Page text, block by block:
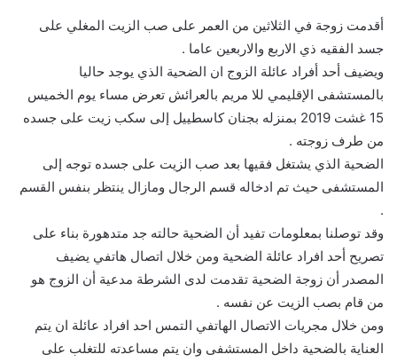
أقدمت زوجة في الثلاثين من العمر على صب الزيت المغلي على
جسد الفقيه ذي الاربع والاربعين عاما .
ويضيف أحد أفراد عائلة الزوج ان الضحية الذي يوجد حاليا
بالمستشفى الإقليمي للا مريم بالعرائش تعرض مساء يوم الخميس
15 غشت 2019 بمنزله بجنان كاسطييل إلى سكب زيت على جسده
من طرف زوجته .
الضحية الذي يشتغل فقيها بعد صب الزيت على جسده توجه إلى
المستشفى حيث تم ادخاله قسم الرجال ومازال ينتظر بنفس القسم
.
وقد توصلنا بمعلومات تفيد أن الضحية حالته جد متدهورة بناء على
تصريح أحد افراد عائلة الضحية ومن خلال اتصال هاتفي يضيف
المصدر أن زوجة الضحية تقدمت لدى الشرطة مدعية أن الزوج هو
من قام بصب الزيت عن نفسه .
ومن خلال مجريات الاتصال الهاتفي التمس احد افراد عائلة ان يتم
العناية بالضحية داخل المستشفى وان يتم مساعدته للتغلب على